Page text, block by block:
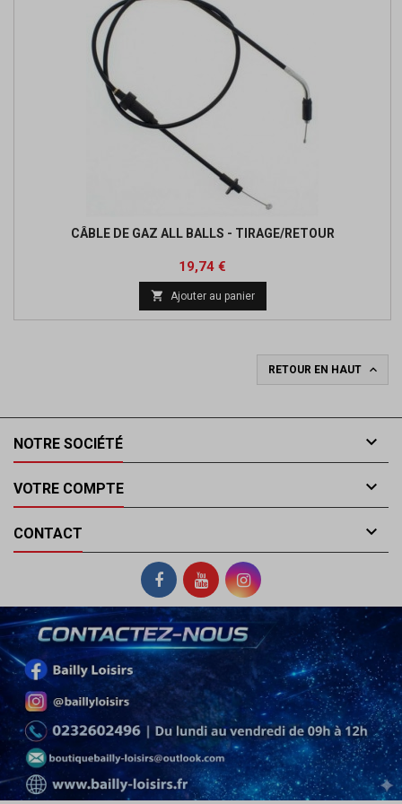
CÂBLE DE GAZ ALL BALLS - TIRAGE/RETOUR
Prix
19,74 €
base
 Ajouter au panier
RETOUR EN HAUT 
NOTRE SOCIÉTÉ 
VOTRE COMPTE 
CONTACT 